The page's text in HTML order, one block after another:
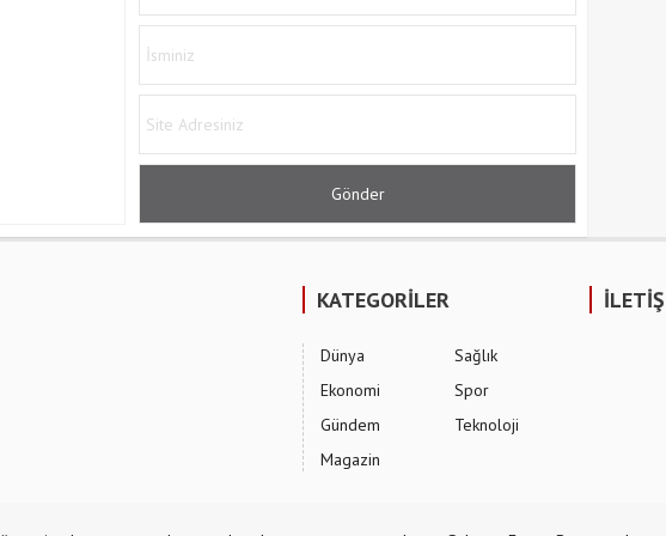
KATEGORİLER
Dünya
Ekonomi
Gündem
Magazin
Sağlık
Spor
Teknoloji